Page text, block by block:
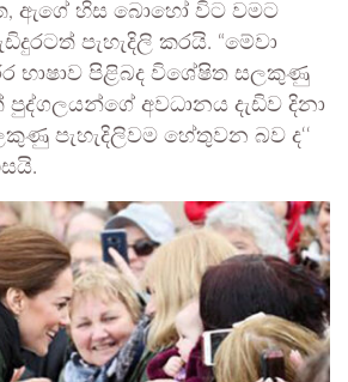
ඇගේ හිස බොහෝ විට වමට
පැහැදිලි කරයි. “මේවා
භාෂාව පිළිබද විශේෂිත සලකුණු
අවධානය දැඩිව දිනා
පැහැදිලිවම හේතුවන බව ද‘‘